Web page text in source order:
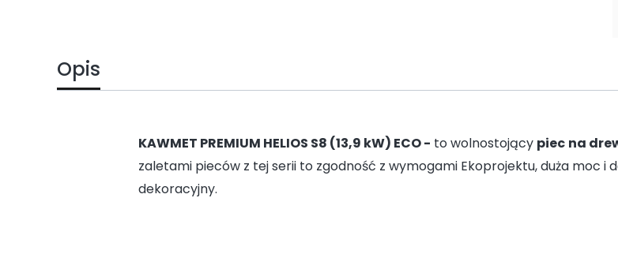
Opis
KAWMET PREMIUM HELIOS S8 (13,9 kW) ECO - to wolnostojący piec na
zaletami pieców z tej serii to zgodność z wymogami Ekoprojektu, duża moc i
dekoracyjny.